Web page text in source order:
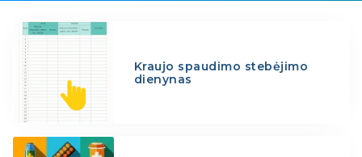
Kraujo spaudimo stebėjimo
dienynas